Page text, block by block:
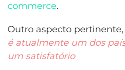
commerce.
Outro aspecto
é atualmente um dos
um satisfatório